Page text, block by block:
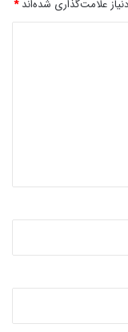
علامت‌گذاری شده‌اند*